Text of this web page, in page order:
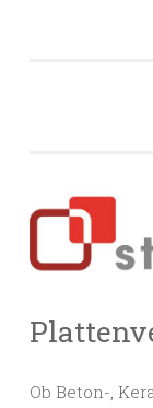
Ob Beton-,